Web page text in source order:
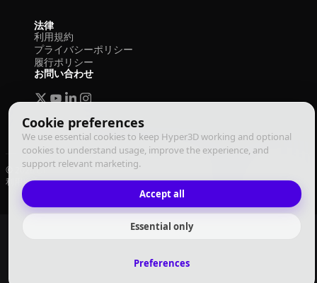
Cookie preferences
We use essential cookies to keep Hyper3D working and optional
cookies to understand usage, improve the experience, and
support relevant marketing.
Accept all
Essential only
Preferences
法律
利用規約
プライバシーポリシー
履行ポリシー
お問い合わせ
© 2026 Deemos Corporation. All rights reserved
利用規約プライバシーポリシー履行ポリシー 日本語